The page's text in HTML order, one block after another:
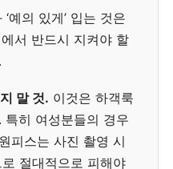
예의 있게’ 입는 것은
서 반드시 지켜야 할
말 것. 이것은 하객룩
히 여성분들의 경우
피스는 사진 촬영 시
절대적으로 피해야